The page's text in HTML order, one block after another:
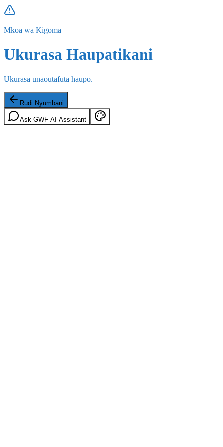
Mkoa wa Kigoma
Ukurasa Haupatikani
Ukurasa unaoutafuta haupo.
Rudi Nyumbani
Ask GWF AI Assistant